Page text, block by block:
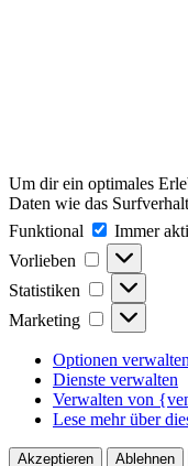
Um dir ein optimales
Daten wie das
Funktional
Funktional
Immer
Vorlieben
Vorlieben
Statistiken Statistiken
Marketing Marketing
Optionen verwalten
Dienste verwalten
Verwalten von
Lese mehr über
Akzeptieren Ablehnen